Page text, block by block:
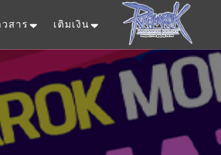
สาร เติมเงิน